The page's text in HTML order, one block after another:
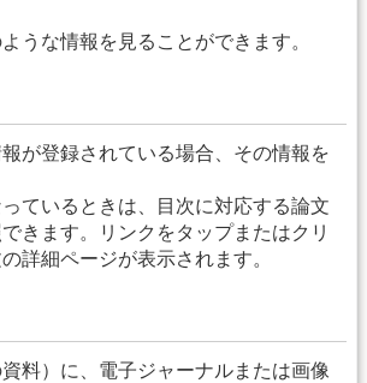
うな情報を見ることができます。
が登録されている場合、その情報を
ているときは、目次に対応する論文
きます。リンクをタップまたはクリ
詳細ページが表示されます。
料）に、電子ジャーナルまたは画像